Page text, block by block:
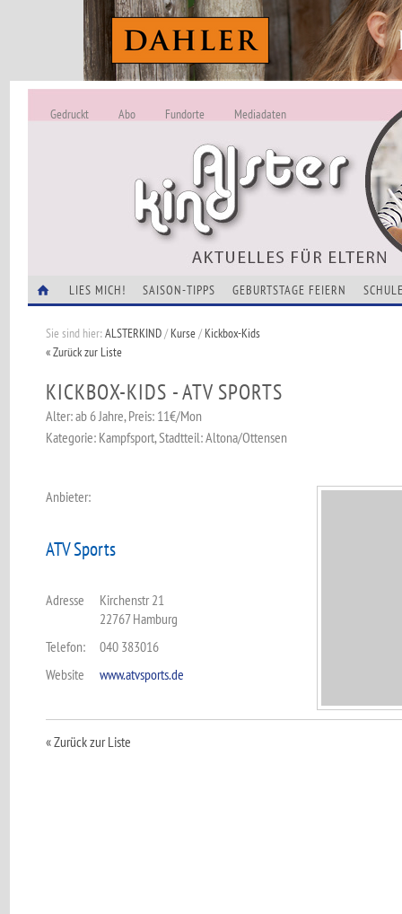
ALSTERKIND -
Alles Neu
Gedruckt Abo Fundorte Mediadaten
LIES MICH! SAISON-TIPPS GEBURTSTAGE FEIERN
Sie sind hier:ALSTERKIND/Kurse/Kickbox-Kids
« Zurück zur Liste
KICKBOX-KIDS - ATV SPORTS
Alter: ab 6 Jahre, Preis: 11€/Mon
Kategorie: Kampfsport, Stadtteil: Altona/Ottensen
Anbieter:
ATV Sports
Adresse
Kirchenstr 21
22767 Hamburg
Telefon:
040 383016
Website
www.atvsports.de
« Zurück zur Liste